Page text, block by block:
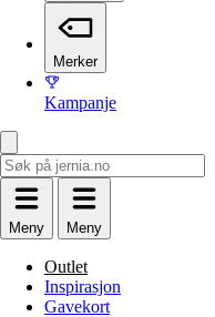
Merker
Kampanje
Meny Meny
Outlet
Inspirasjon
Gavekort